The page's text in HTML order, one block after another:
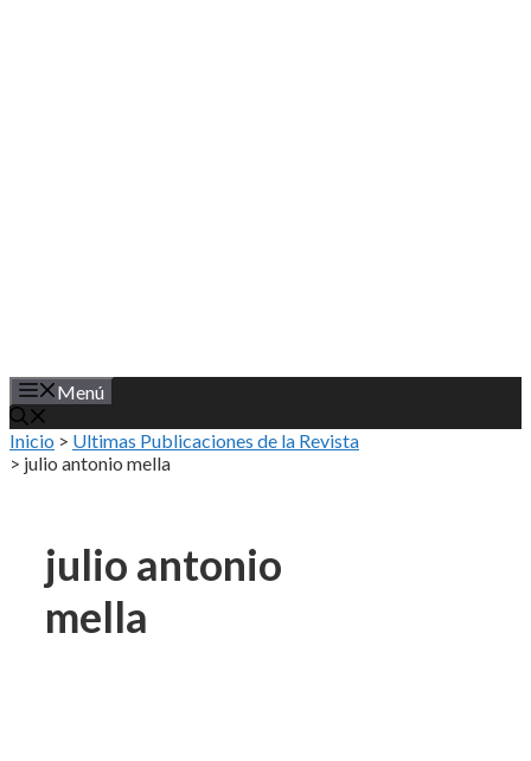
Menú
Inicio > Ultimas Publicaciones de la Revista
> julio antonio mella
julio antonio
mella